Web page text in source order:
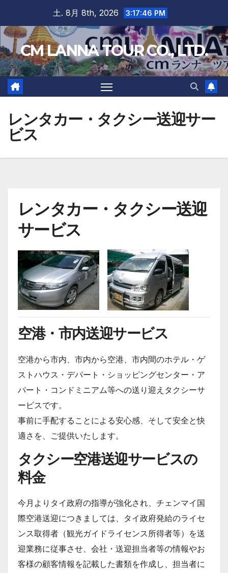
content
土. 8月 8th, 2026 3:17:47 PM
CM LANNA TOUR CO., LTD.
レンタカー・タクシー送迎サー
ビス
レンタカー・タクシー送迎
サービス
空港・市内送迎サービス
空港から市内、市内から空港、市内間のホテル・ゲ
ストハウス・デパート・ショッピングセンター・ア
パート・コンドミニアム等への送り迎えタクシーサ
ービスです。
事前に手配することによる安心感、そして安全と快
適さを、ご提供いたします。
タクシー空港送迎サービスの
料金
今月よりタイ政府の指導が強化され、チェンマイ国
際空港送迎につきましては、タイ政府発給のライセ
ンス取得者（観光ガイドライセンス所得者等）を送
迎業務に従事させ、会社・送迎担当者等の情報やお
客様の顧客情報を記載した書類を作成し、担当者に